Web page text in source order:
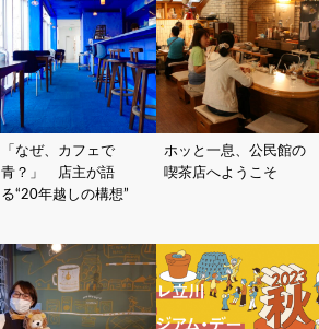
「なぜ、カフェで
青？」 店主が語
る“20年越しの構想”
ホッと一息、公民館の
喫茶店へようこそ